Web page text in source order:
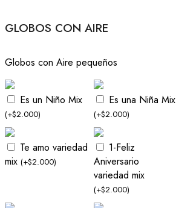
GLOBOS CON AIRE
Globos con Aire pequeños
Es un Niño Mix
(+$2.000)
Es una Niña Mix
(+$2.000)
Te amo variedad
mix (+$2.000)
1-Feliz
Aniversario
variedad mix
(+$2.000)